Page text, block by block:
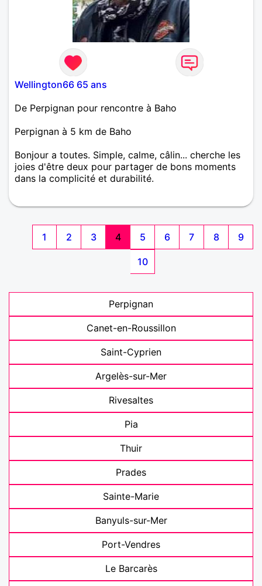
Wellington66 65 ans
De Perpignan pour rencontre à Baho
Perpignan à 5 km de Baho
Bonjour a toutes. Simple, calme, câlin... cherche les
joies d'être deux pour partager de bons moments
dans la complicité et durabilité.
1 2 3 4 5 6 7 8 9
10
Perpignan
Canet-en-Roussillon
Saint-Cyprien
Argelès-sur-Mer
Rivesaltes
Pia
Thuir
Prades
Sainte-Marie
Banyuls-sur-Mer
Port-Vendres
Le Barcarès